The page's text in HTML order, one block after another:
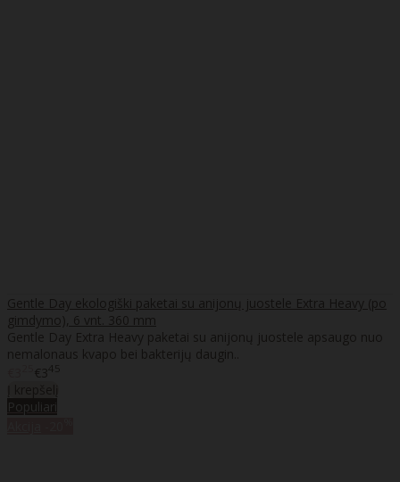
Gentle Day ekologiški paketai su anijonų juostele Extra Heavy (po
gimdymo), 6 vnt. 360 mm
Gentle Day Extra Heavy paketai su anijonų juostele apsaugo nuo
nemalonaus kvapo bei bakterijų daugin..
€3 45
Populiari